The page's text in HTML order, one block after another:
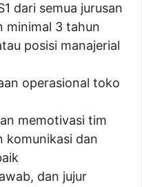
dari semua jurusan
minimal 3 tahun
posisi manajerial
operasional toko
memotivasi tim
komunikasi dan
dan jujur